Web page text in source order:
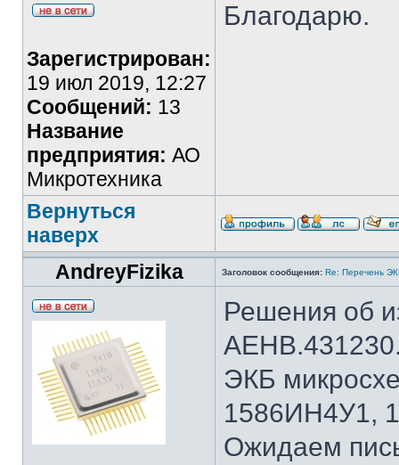
Зарегистрирован:
19 июл 2019, 12:27
Сообщений: 13
Название
предприятия: АО
Микротехника
Благодарю.
Вернуться
наверх
AndreyFizika
Заголовок сообщения: Re: Перечень
Решения об
ЭКБ
1586ИН4У1,
Ожидаем